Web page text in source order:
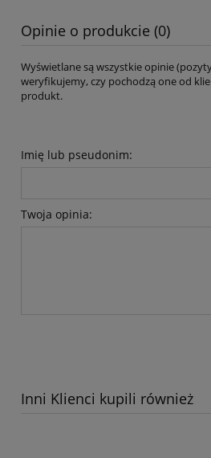
Opinie o produkcie (0)
Wyświetlane są wszystkie opinie
weryfikujemy, czy pochodzą one od
produkt.
Imię lub pseudonim:
Twoja opinia:
Inni Klienci kupili również